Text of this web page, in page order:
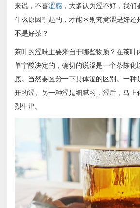
来说，不喜涩感 ，大多认为涩不好，我
什么原因引起的，才能区别究竟涩是好还
不是好茶？
茶叶的涩味主要来自于哪些物质？在茶叶
单宁酸决定的，确切的说涩是一个茶陈化
底。当然要区分一下具体涩的区别。一种
开的涩。另一种涩是细腻的，涩后，马上
烈生津。